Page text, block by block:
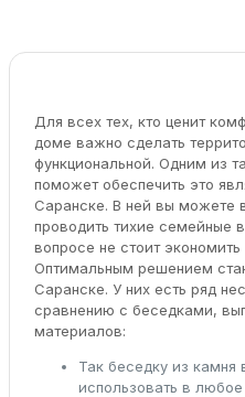
Для всех тех, кто ценит
доме важно сделать
функциональной. Одним из
поможет обеспечить это
Саранске. В ней вы можете
проводить тихие семейные
вопросе не стоит
Оптимальным решением
Саранске. У них есть ряд
сравнению с беседками,
материалов:
Так беседку из
использовать в